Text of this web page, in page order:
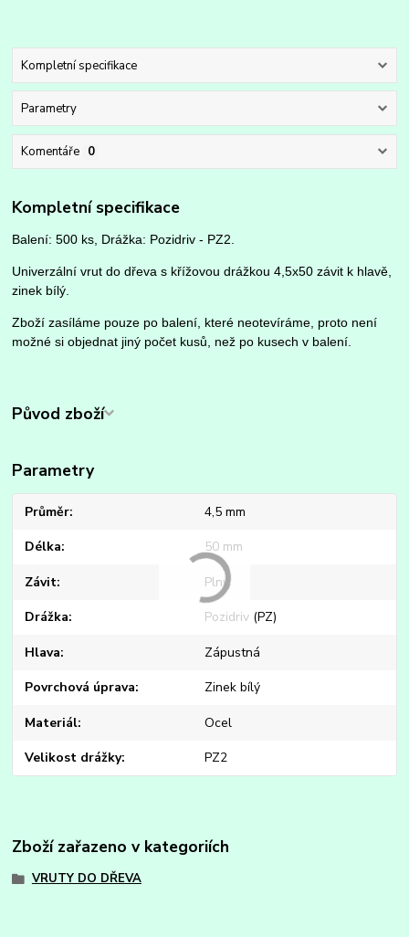
Kompletní specifikace
Parametry
Komentáře 0
Kompletní specifikace
Balení: 500 ks, Drážka: Pozidriv - PZ2.
Univerzální vrut do dřeva s křížovou drážkou 4,5x50 závit k hlavě,
zinek bílý.
Zboží zasíláme pouze po balení, které neotevíráme, proto není
možné si objednat jiný počet kusů, než po kusech v balení.
Původ zboží
Parametry
Průměr 4,5 mm
Délka 50 mm
Závit Plný
Drážka Pozidriv (PZ)
Hlava Zápustná
Povrchová úprava Zinek bílý
Materiál Ocel
Velikost drážky PZ2
Zboží zařazeno v kategoriích
VRUTY DO DŘEVA